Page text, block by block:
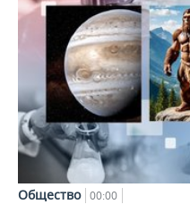
Общество 00:00